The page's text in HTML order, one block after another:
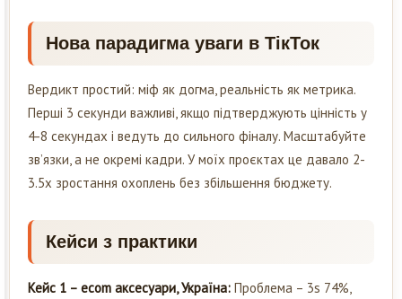
Нова парадигма уваги в ТікТок
Вердикт простий: міф як догма, реальність як метрика.
Перші 3 секунди важливі, якщо підтверджують цінність у
4-8 секундах і ведуть до сильного фіналу. Масштабуйте
зв’язки, а не окремі кадри. У моїх проєктах це давало 2-
3.5x зростання охоплень без збільшення бюджету.
Кейси з практики
Кейс 1 – ecom аксесуари, Україна: Проблема – 3s 74%,